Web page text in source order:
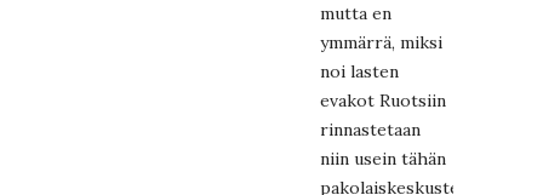
mutta en
ymmärrä, miksi
noi lasten
evakot Ruotsiin
rinnastetaan
niin usein tähän
pakolaiskeskusteluun,